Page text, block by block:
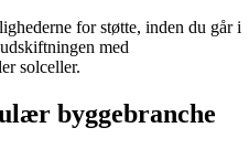
for støtte, inden du går i
med
solceller.
byggebranche